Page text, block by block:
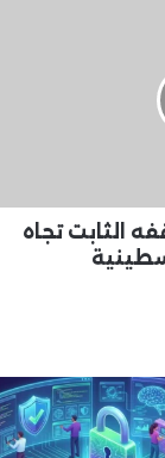
.. مستجدات
.. تسريبات رقمية
الثابت تجاه